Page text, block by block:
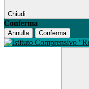
Chiudi
Conferma
Annulla Conferma